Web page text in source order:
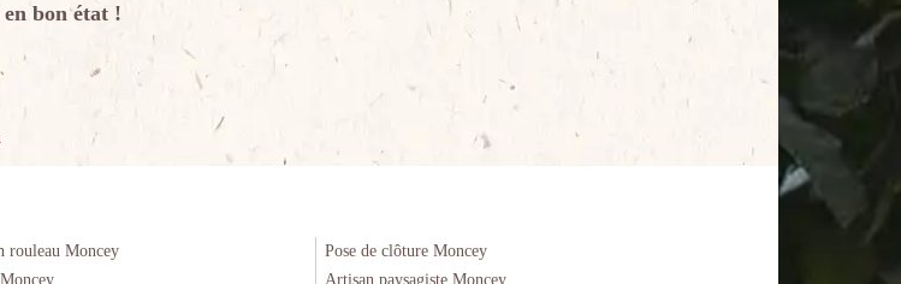
bon état !
rouleau Moncey
Pose de clôture Moncey
Artisan paysagiste Moncey